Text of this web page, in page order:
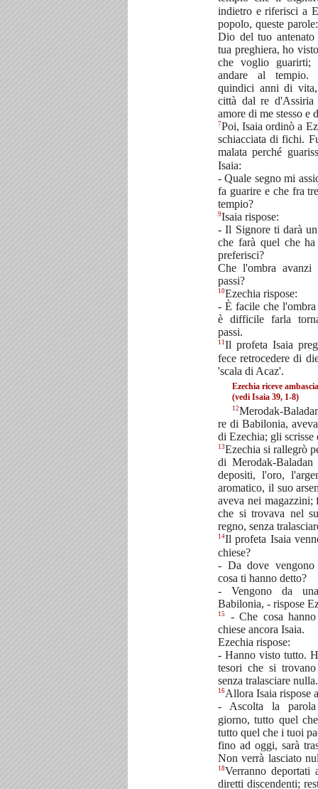
indietro e riferisci a
popolo, queste
Dio del tuo
tua preghiera, ho
che voglio
andare al tempio.
quindici anni di
città dal re d'Assiria
amore di me stesso e
7Poi, Isaia ordinò a
schiacciata di fichi.
malata perché
Isaia:
- Quale segno mi
fa guarire e che fra
tempio?
9Isaia rispose:
- Il Signore ti darà
che farà quel che ha
preferisci?
Che l'ombra
passi?
10Ezechia rispose:
- È facile che
è difficile farla
passi.
11Il profeta Isaia
fece retrocedere di
'scala di Acaz'.
Ezechia riceve
(vedi Isaia 39, 1-8)
12Merodak-
re di Babilonia,
di Ezechia; gli
13Ezechia si rallegrò
di Merodak-
depositi, l'oro,
aromatico, il suo
aveva nei magazzini;
che si trovava nel
regno, senza
14Il profeta Isaia
chiese?
- Da dove vengono
cosa ti hanno detto?
- Vengono da
Babilonia, - rispose
15
- Che cosa
chiese ancora Isaia.
Ezechia rispose:
- Hanno visto tutto.
tesori che si
senza tralasciare nulla.
16Allora Isaia rispose
- Ascolta la
giorno, tutto quel
tutto quel che i tuoi
fino ad oggi, sarà
Non verrà lasciato
18Verranno deportati
diretti discendenti;